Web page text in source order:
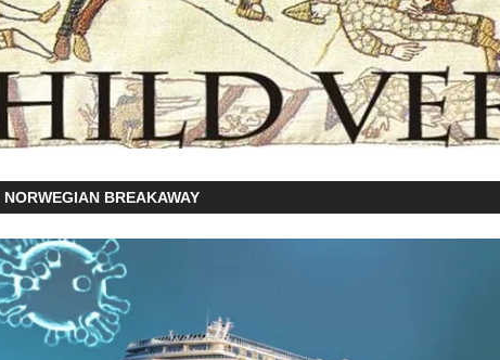
NORWEGIAN BREAKAWAY